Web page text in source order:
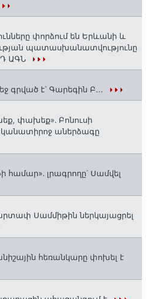
փորձում են Երևանի և
պատասխանատվությունը
ԱԳՆ
գրված է՝ Գարեգին Բ...
փախեք»․ Բոնուսի
աներձագը
համար»․ լրագրողը՝ Սամվել
Սամմիթին ներկայացրել
հեռանկարը փոխել է